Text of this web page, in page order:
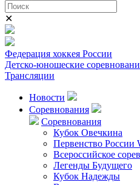
✕
Федерация хоккея России
Детско-юношеские
Трансляции
Новости
Соревнования
Соревнования
Кубок Овечкина
Первенство России
Всероссийское
Легенды Будущего
Кубок Надежды